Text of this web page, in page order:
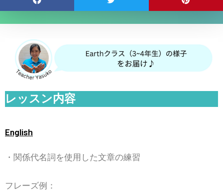
レッスン内容
English
・関係代名詞を使用した文章の練習
フレーズ例：